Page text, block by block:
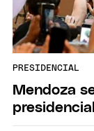
PRESIDENCIAL
Mendoza